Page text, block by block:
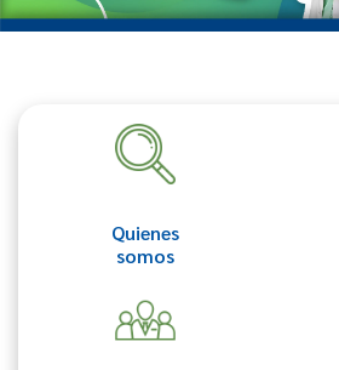
Quienes
somos